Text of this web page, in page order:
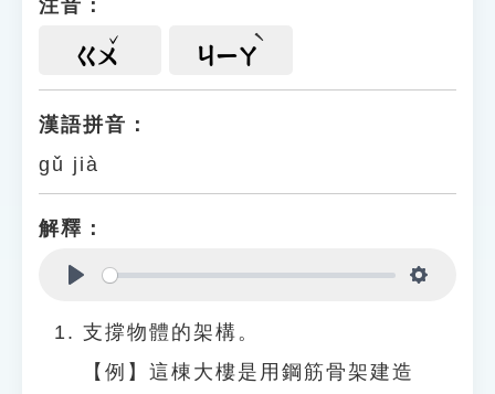
遊戲專區
貓頭鷹博士
注音：
ㄍㄨ ㄐㄧㄚ
漢語拼音：
gǔ jià
解釋：
支撐物體的架構。
【例】這棟大樓是用鋼筋骨架建造